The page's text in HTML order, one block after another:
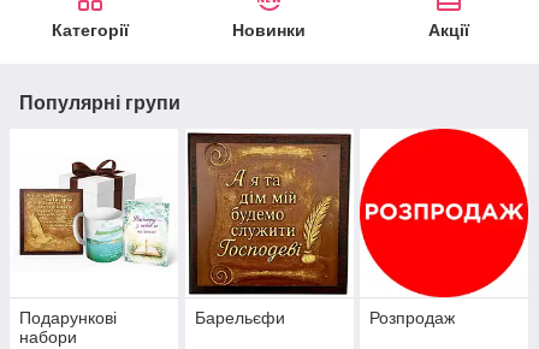
Категорії Новинки Акції
Популярні групи
Подарункові
набори
Барельєфи Розпродаж